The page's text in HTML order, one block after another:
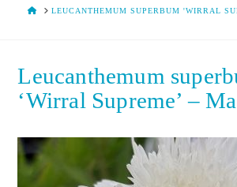
HOMELEUCANTHEMUM SUPERBUM 'WIRRAL
Leucanthemum
‘Wirral Supreme’ –